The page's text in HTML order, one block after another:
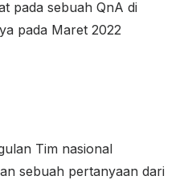
pada sebuah QnA di
pada Maret 2022
Tim nasional
sebuah pertanyaan dari